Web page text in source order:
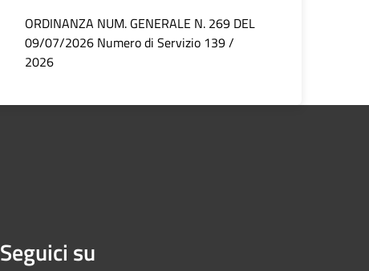
ORDINANZA NUM. GENERALE N. 269 DEL
09/07/2026 Numero di Servizio 139 /
2026
Seguici su